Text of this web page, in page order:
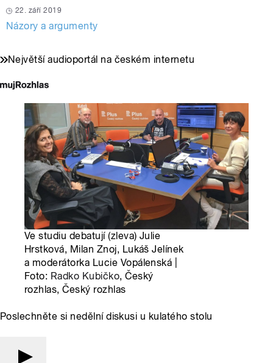
22. září 2019
Názory a argumenty
Největší audioportál na českém internetu
Ve studiu debatují (zleva) Julie
Hrstková, Milan Znoj, Lukáš Jelínek
a moderátorka Lucie Vopálenská |
Foto: Radko Kubičko, Český
rozhlas, Český rozhlas
Poslechněte si nedělní diskusi u kulatého stolu